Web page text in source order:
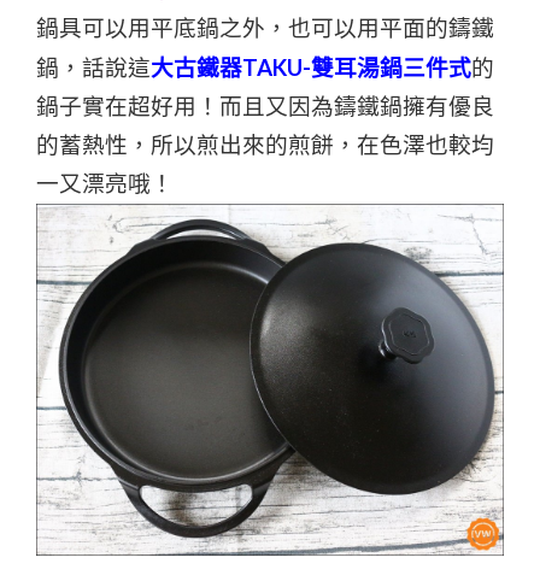
鍋具可以用平底鍋之外，也可以用平面的鑄鐵
鍋，話說這大古鐵器TAKU-雙耳湯鍋三件式的
鍋子實在超好用！而且又因為鑄鐵鍋擁有優良
的蓄熱性，所以煎出來的煎餅，在色澤也較均
一又漂亮哦！